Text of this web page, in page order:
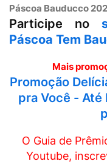
Páscoa Bauducco
Participe no
Páscoa Tem
Mais
Promoção
pra Você - Até
O Guia de
Youtube,